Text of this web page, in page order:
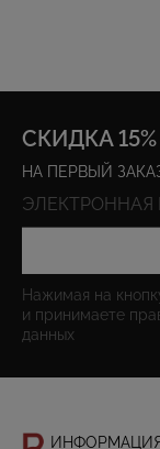
СКИДКА 15%
НА ПЕРВЫЙ
Нажимая на
и принимаете
данных
ИНФОРМАЦИЯ